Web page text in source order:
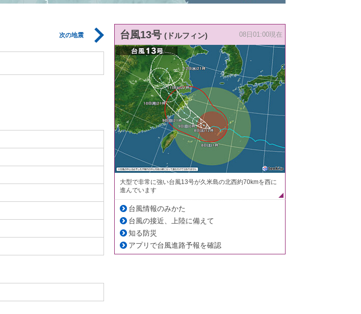
次の地震 台風13号 (ドルフィン) 08日01:00現在
大型で非常に強い台風13号が久米島の北西約70kmを西に
進んでいます
台風情報のみかた
台風の接近、上陸に備えて
知る防災
アプリで台風進路予報を確認